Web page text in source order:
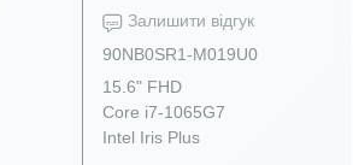
Залишити відгук
90NB0SR1-M019U0
15.6" FHD
Core i7-1065G7
Intel Iris Plus